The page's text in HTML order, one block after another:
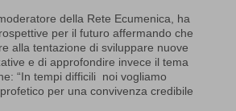
moderatore della Rete Ecumenica, ha
per il futuro affermando che
alla tentazione di sviluppare nuove
e di approfondire invece il tema
“In tempi difficili noi vogliamo
per una convivenza credibile